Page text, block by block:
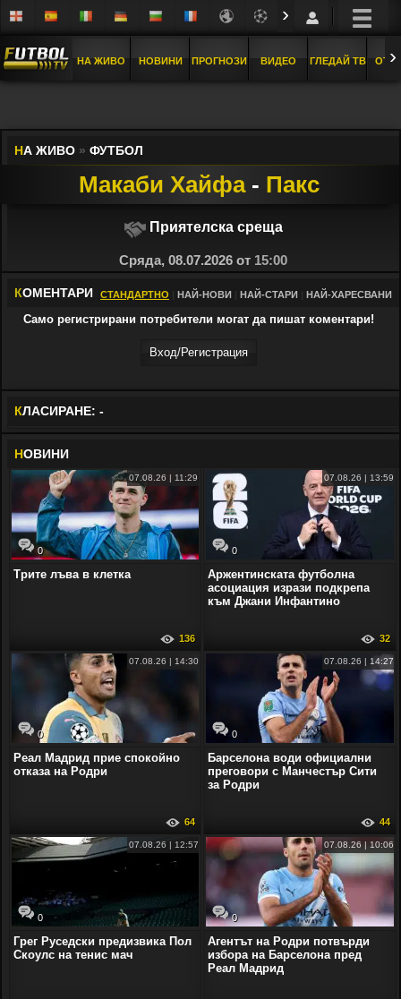
›
НА ЖИВО НОВИНИ ПРОГНОЗИ ВИДЕО ГЛЕДАЙ ТВ ›
НА ЖИВО » ФУТБОЛ
Макаби Хайфа - Пакс
Приятелска среща
Сряда, 08.07.2026 от 15:00
КОМЕНТАРИ СТАНДАРТНО НАЙ-НОВИ НАЙ-СТАРИ НАЙ-ХАРЕСВАНИ
Само регистрирани потребители могат да пишат коментари!
Вход/Регистрaция
КЛАСИРАНЕ: -
НОВИНИ
0
07.08.26 | 11:29
Трите лъва в клетка
136
0
07.08.26 | 13:59
Аржентинската футболна
асоциация изрази подкрепа
към Джани Инфантино
32
0
07.08.26 | 14:30
Реал Мадрид прие спокойно
отказа на Родри
64
0
07.08.26 | 14:27
Барселона води официални
преговори с Манчестър Сити
за Родри
44
0
07.08.26 | 12:57
Грег Руседски предизвика Пол
Скоулс на тенис мач
0
07.08.26 | 10:06
Агентът на Родри потвърди
избора на Барселона пред
Реал Мадрид